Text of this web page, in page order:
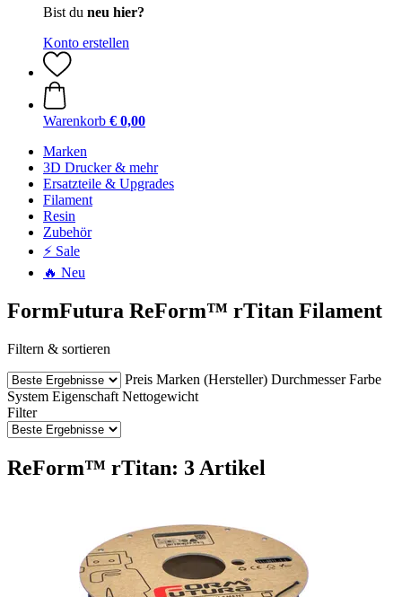
Bist du neu hier?
Konto erstellen
Warenkorb € 0,00
Marken
3D Drucker & mehr
Ersatzteile & Upgrades
Filament
Resin
Zubehör
⚡ Sale
🔥 Neu
FormFutura ReForm™ rTitan Filament
Filtern & sortieren
Preis Marken (Hersteller) Durchmesser Farbe
System Eigenschaft Nettogewicht
Filter
ReForm™ rTitan: 3 Artikel